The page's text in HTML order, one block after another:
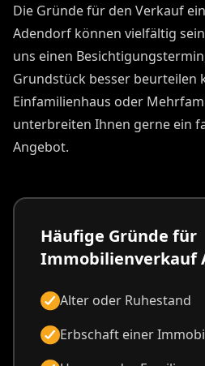
Die Gründe für den Verkauf
Adendorf können vielfältig
uns einen
Grundstück besser beurteilen
Einfamilienhaus oder
unterbreiten Ihnen gerne ein
Angebot.
Häufige Gründe für
Immobilienverkauf
Alter oder Ruhestand
Erbschaft einer